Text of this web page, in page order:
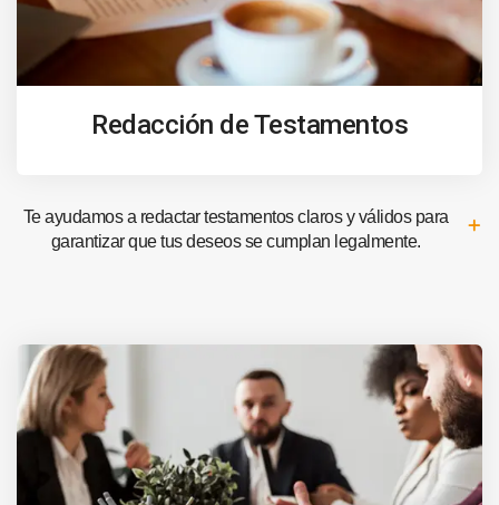
Redacción de Testamentos
Te ayudamos a redactar testamentos claros y válidos para
garantizar que tus deseos se cumplan legalmente.